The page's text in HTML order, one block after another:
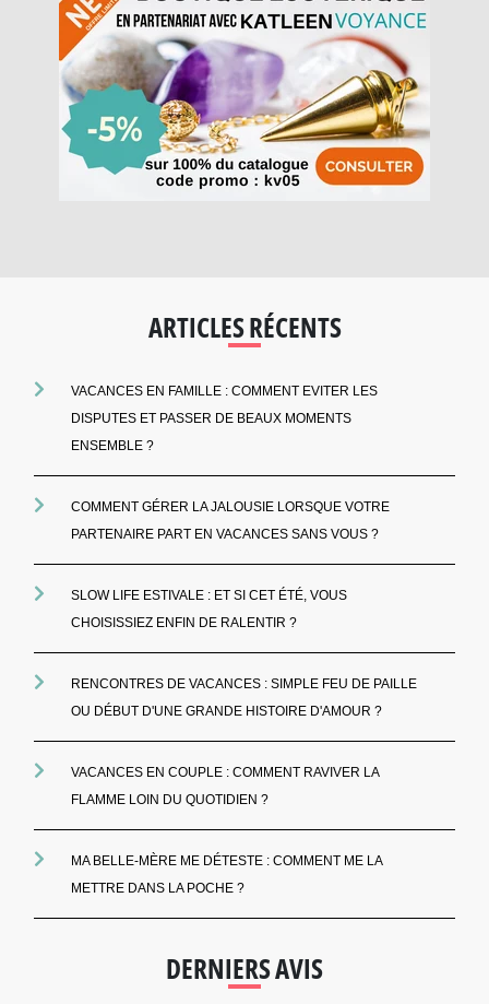
ARTICLES RÉCENTS
VACANCES EN FAMILLE : COMMENT EVITER LES
DISPUTES ET PASSER DE BEAUX MOMENTS
ENSEMBLE ?
COMMENT GÉRER LA JALOUSIE LORSQUE VOTRE
PARTENAIRE PART EN VACANCES SANS VOUS ?
SLOW LIFE ESTIVALE : ET SI CET ÉTÉ, VOUS
CHOISISSIEZ ENFIN DE RALENTIR ?
RENCONTRES DE VACANCES : SIMPLE FEU DE PAILLE
OU DÉBUT D'UNE GRANDE HISTOIRE D'AMOUR ?
VACANCES EN COUPLE : COMMENT RAVIVER LA
FLAMME LOIN DU QUOTIDIEN ?
MA BELLE-MÈRE ME DÉTESTE : COMMENT ME LA
METTRE DANS LA POCHE ?
DERNIERS AVIS